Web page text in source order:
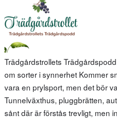
Trädgårdstrollets
om sorter i synnerhet Kommer
vara en prylsport, men det bör
Tunnelväxthus, pluggbrätten,
sånt där är förstås trevligt, men